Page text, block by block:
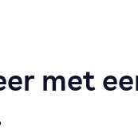
met